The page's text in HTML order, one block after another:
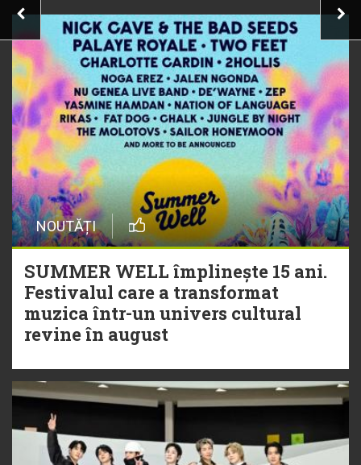
NOUTĂȚI
SUMMER WELL împlinește 15 ani.
Festivalul care a transformat
muzica într-un univers cultural
revine în august